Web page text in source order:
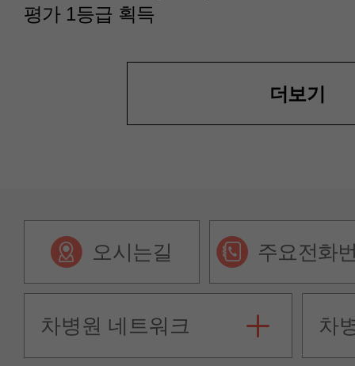
평가 1등급 획득
더보기
오시는길 주요전화
차병원 네트워크 차